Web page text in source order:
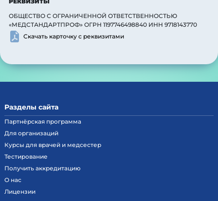
ОБЩЕСТВО С ОГРАНИЧЕННОЙ ОТВЕТСТВЕННОСТЬЮ
«МЕДСТАНДАРТПРОФ» ОГРН 1197746498840 ИНН 9718143770
Скачать карточку с реквизитами
Разделы сайта
Партнёрская программа
Для организаций
Курсы для врачей и медсестер
Тестирование
Получить аккредитацию
О нас
Лицензии